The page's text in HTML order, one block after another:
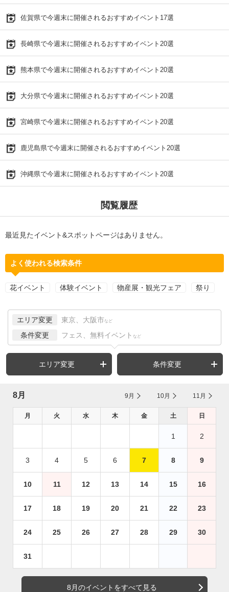
佐賀県で今週末に開催されるおすすめイベント17選
長崎県で今週末に開催されるおすすめイベント20選
熊本県で今週末に開催されるおすすめイベント20選
大分県で今週末に開催されるおすすめイベント20選
宮崎県で今週末に開催されるおすすめイベント20選
鹿児島県で今週末に開催されるおすすめイベント20選
沖縄県で今週末に開催されるおすすめイベント20選
閲覧履歴
最近見たイベント&スポットページはありません。
よく使われる検索条件
花イベント 体験イベント 物産展・観光フェア 祭り
エリア変更 東京、大阪市 など
条件変更 フェス、無料イベント など
エリア変更 条件変更
8月 9月 10月 11月
月 火 水 木 金 土 日
1 2
3 4 5 6 7 8 9
10 11 12 13 14 15 16
17 18 19 20 21 22 23
24 25 26 27 28 29 30
31
8月のイベントをすべて見る